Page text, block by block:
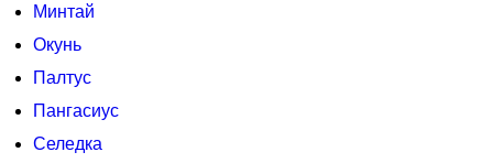
Минтай
Окунь
Палтус
Пангасиус
Селедка